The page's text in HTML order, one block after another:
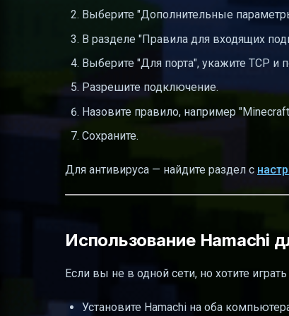
Выберите "Дополнительные
В разделе "Правила для входящих
Выберите "Для порта", укажите TCP и
Разрешите подключение.
Назовите правило, например
Сохраните.
Для антивируса — найдите раздел с
Использование Hamachi
Если вы не в одной сети, но хотите
Установите Hamachi на оба